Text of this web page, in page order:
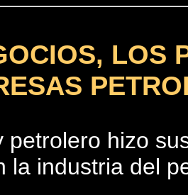
LOS
petrolero hizo
la industria del